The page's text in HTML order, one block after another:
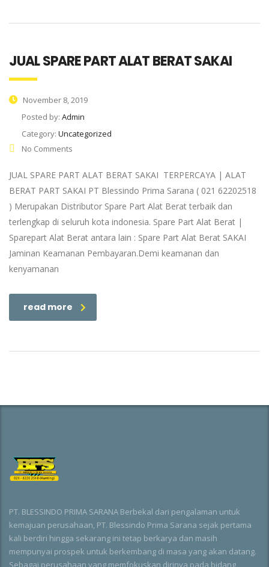
JUAL SPARE PART ALAT BERAT SAKAI
November 8, 2019
Posted by: Admin
Category: Uncategorized
No Comments
JUAL SPARE PART ALAT BERAT SAKAI TERPERCAYA | ALAT
BERAT PART SAKAI PT Blessindo Prima Sarana ( 021 62202518
) Merupakan Distributor Spare Part Alat Berat terbaik dan
terlengkap di seluruh kota indonesia. Spare Part Alat Berat |
Sparepart Alat Berat antara lain : Spare Part Alat Berat SAKAI
Jaminan Keamanan Pembayaran.Demi keamanan dan
kenyamanan
read more
PT. BLESSINDO PRIMA SARANA Berbekal dari pengalaman untuk
kemajuan perusahaan, PT. Blessindo Prima Sarana sejak pertama
kali berdiri hingga sekarang ini tetap berkarya dan masih
mempunyai prospek untuk berkembang di masa yang akan datang.
Sebagai perusahaan yang memfokuskan dirinya pada bidang